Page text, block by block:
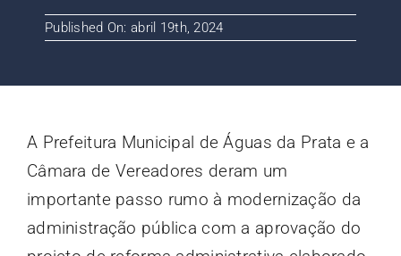
Published On: abril 19th, 2024
A Prefeitura Municipal de Águas da Prata e a
Câmara de Vereadores deram um
importante passo rumo à modernização da
administração pública com a aprovação do